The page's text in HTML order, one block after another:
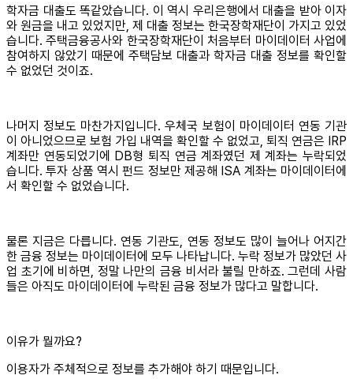
학자금 대출도 똑같았습니다. 이 역시 우리은행에서 대출을 받아 이자
와 원금을 내고 있었지만, 제 대출 정보는 한국장학재단이 가지고 있었
습니다. 주택금융공사와 한국장학재단이 처음부터 마이데이터 사업에
참여하지 않았기 때문에 주택담보 대출과 학자금 대출 정보를 확인할
수 없었던 것이죠.
나머지 정보도 마찬가지입니다. 우체국 보험이 마이데이터 연동 기관
이 아니었으므로 보험 가입 내역을 확인할 수 없었고, 퇴직 연금은 IRP
계좌만 연동되었기에 DB형 퇴직 연금 계좌였던 제 계좌는 누락되었
습니다. 투자 상품 역시 펀드 정보만 제공해 ISA 계좌는 마이데이터에
서 확인할 수 없었습니다.
물론 지금은 다릅니다. 연동 기관도, 연동 정보도 많이 늘어나 어지간
한 금융 정보는 마이데이터에 모두 나타납니다. 누락 정보가 많았던 사
업 초기에 비하면, 정말 나만의 금융 비서라 불릴 만하죠. 그런데 사람
들은 아직도 마이데이터에 누락된 금융 정보가 많다고 말합니다.
이유가 뭘까요?
이용자가 주체적으로 정보를 추가해야 하기 때문입니다.